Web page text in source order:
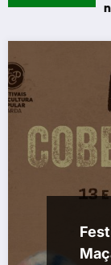
da 2.ª